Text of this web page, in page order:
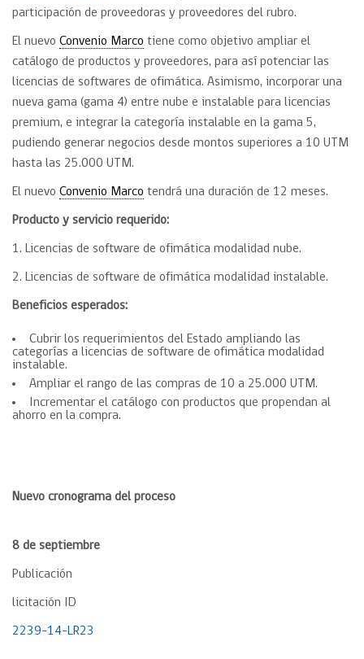
participación de proveedoras y proveedores del rubro.
El nuevo Convenio Marco tiene como objetivo ampliar el
catálogo de productos y proveedores, para así potenciar las
licencias de softwares de ofimática. Asimismo, incorporar una
nueva gama (gama 4) entre nube e instalable para licencias
premium, e integrar la categoría instalable en la gama 5,
pudiendo generar negocios desde montos superiores a 10 UTM
hasta las 25.000 UTM.
El nuevo Convenio Marco tendrá una duración de 12 meses.
Producto y servicio requerido:
1. Licencias de software de ofimática modalidad nube.
2. Licencias de software de ofimática modalidad instalable.
Beneficios esperados:
Cubrir los requerimientos del Estado ampliando las
categorías a licencias de software de ofimática modalidad
instalable.
Ampliar el rango de las compras de 10 a 25.000 UTM.
Incrementar el catálogo con productos que propendan al
ahorro en la compra.
Nuevo cronograma del proceso
8 de septiembre
Publicación
licitación ID
2239-14-LR23